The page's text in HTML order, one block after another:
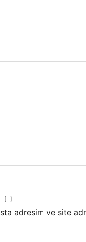
adresim ve site